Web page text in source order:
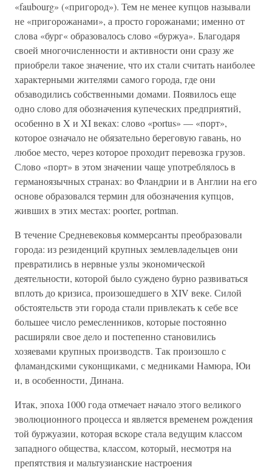
«faubourg» («пригород»). Тем не менее купцов называли
не «пригорожанами», а просто горожанами; именно от
слова «бург« образовалось слово «буржуа». Благодаря
своей многочисленности и активности они сразу же
приобрели такое значение, что их стали считать наиболее
характерными жителями самого города, где они
обзаводились собственными домами. Появилось еще
одно слово для обозначения купеческих предприятий,
особенно в X и XI веках: слово «portus» — «порт»,
которое означало не обязательно береговую гавань, но
любое место, через которое проходит перевозка грузов.
Слово «порт» в этом значении чаще употреблялось в
германоязычных странах: во Фландрии и в Англии на его
основе образовался термин для обозначения купцов,
живших в этих местах: poorter, portman.
В течение Средневековья коммерсанты преобразовали
города: из резиденций крупных землевладельцев они
превратились в нервные узлы экономической
деятельности, которой было суждено бурно развиваться
вплоть до кризиса, произошедшего в XIV веке. Силой
обстоятельств эти города стали привлекать к себе все
большее число ремесленников, которые постоянно
расширяли свое дело и постепенно становились
хозяевами крупных производств. Так произошло с
фламандскими суконщиками, с медниками Намюра, Юи
и, в особенности, Динана.
Итак, эпоха 1000 года отмечает начало этого великого
эволюционного процесса и является временем рождения
той буржуазии, которая вскоре стала ведущим классом
западного общества, классом, который, несмотря на
препятствия и мальтузианские настроения